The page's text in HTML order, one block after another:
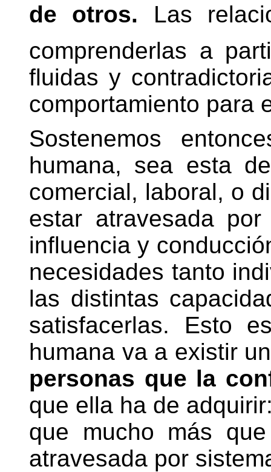
de otros. Las
comprenderlas a
fluidas y
comportamiento para
Sostenemos
humana, sea esta
comercial, laboral, o
estar atravesada
influencia y
necesidades tanto
las distintas
satisfacerlas. Esto
humana va a existir
personas que la
que ella ha de
que mucho más
atravesada por